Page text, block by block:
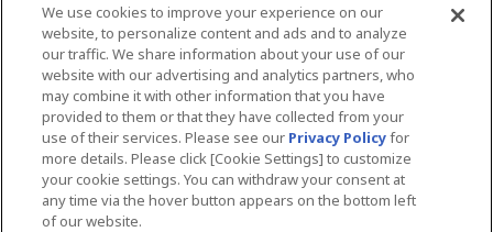
園の一時預かりなども検討しておくと安心です。
赤ちゃんたちのスペースづくりを
赤ちゃんたちが退院してきたら、寝る場所やおむつなどを配
置するスペース、リビングでの赤ちゃんスペースなどをつく
っておくといいですね。
We use cookies to improve your experience on our
website, to personalize content and ads and to analyze
our traffic. We share information about your use of our
website with our advertising and analytics partners, who
may combine it with other information that you have
provided to them or that they have collected from your
use of their services. Please see our Privacy Policyfor
more details. Please click [Cookie Settings] to customize
your cookie settings. You can withdraw your consent at
any time via the hover button appears on the bottom left
of our website.